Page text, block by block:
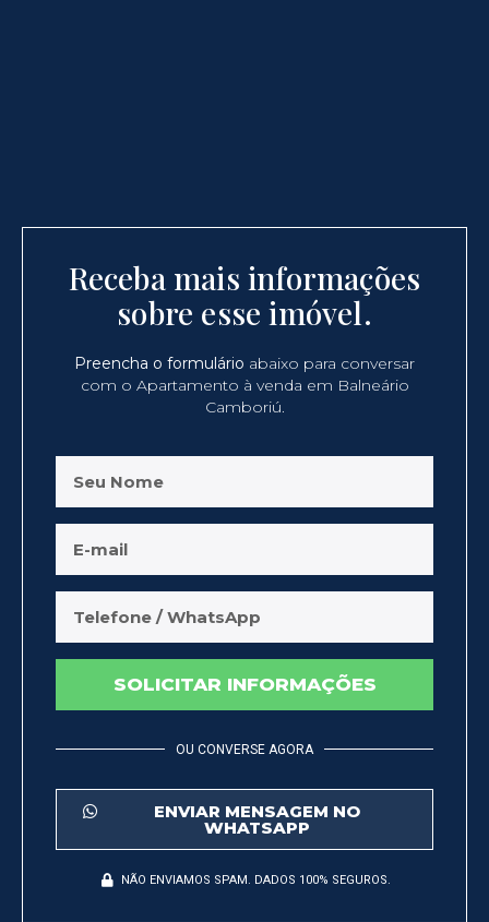
Receba mais informações
sobre esse imóvel.
Preencha o formulário abaixo para conversar
com o Apartamento à venda em Balneário
Camboriú.
SOLICITAR INFORMAÇÕES
OU CONVERSE AGORA
ENVIAR MENSAGEM NO
WHATSAPP
NÃO ENVIAMOS SPAM. DADOS 100% SEGUROS.